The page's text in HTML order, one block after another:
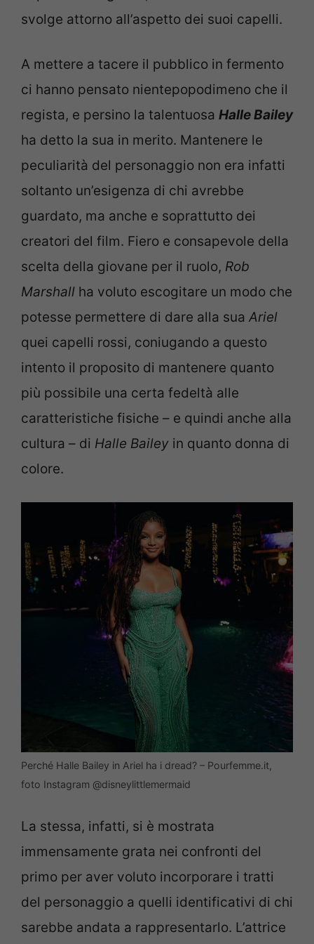
svolge attorno all’aspetto dei suoi capelli.
A mettere a tacere il pubblico in fermento
ci hanno pensato nientepopodimeno che il
regista, e persino la talentuosa Halle Bailey
ha detto la sua in merito. Mantenere le
peculiarità del personaggio non era infatti
soltanto un’esigenza di chi avrebbe
guardato, ma anche e soprattutto dei
creatori del film. Fiero e consapevole della
scelta della giovane per il ruolo, Rob
Marshall ha voluto escogitare un modo che
potesse permettere di dare alla sua Ariel
quei capelli rossi, coniugando a questo
intento il proposito di mantenere quanto
più possibile una certa fedeltà alle
caratteristiche fisiche – e quindi anche alla
cultura – di Halle Bailey in quanto donna di
colore.
Perché Halle Bailey in Ariel ha i dread? – Pourfemme.it,
foto Instagram @disneylittlemermaid
La stessa, infatti, si è mostrata
immensamente grata nei confronti del
primo per aver voluto incorporare i tratti
del personaggio a quelli identificativi di chi
sarebbe andata a rappresentarlo. L’attrice